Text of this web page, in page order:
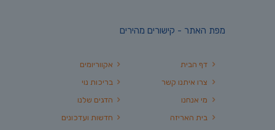
מפת האתר - קישורים מהירים
אקווריומים
בריכות נוי
הדגים שלנו
חדשות ועדכונים
דף הבית
צרו איתנו קשר
מי אנחנו
בית האריזה